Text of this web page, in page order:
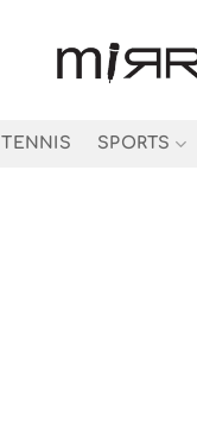
TENNIS SPORTS